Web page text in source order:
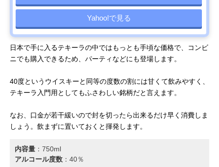
Yahoo!で見る
日本で手に入るテキーラの中ではもっとも手頃な価格で、コンビ
ニでも購入できるため、パーティなどにも登場します。
40度というウイスキーと同等の度数の割には甘くて飲みやすく、
テキーラ入門用としてもふさわしい銘柄だと言えます。
なお、口金が若干緩いので封を切ったら出来るだけ早く消費しま
しょう。飲まずに置いておくと揮発します。
内容量 ：‎750ml
アルコール度数 ：40％